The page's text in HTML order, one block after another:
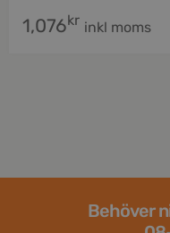
1,076kr inkl moms
Behöver